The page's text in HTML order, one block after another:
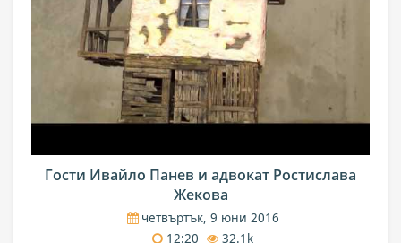
Гости Ивайло Панев и адвокат Ростислава
Жекова
четвъртък, 9 юни 2016
12:20
32.1k